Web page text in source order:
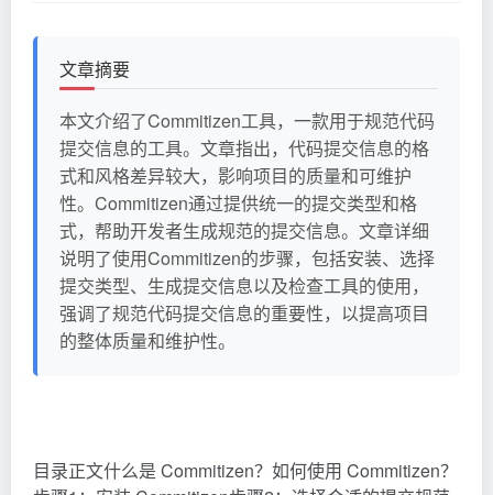
文章摘要
本文介绍了Commitizen工具，一款用于规范代码
提交信息的工具。文章指出，代码提交信息的格
式和风格差异较大，影响项目的质量和可维护
性。Commitizen通过提供统一的提交类型和格
式，帮助开发者生成规范的提交信息。文章详细
说明了使用Commitizen的步骤，包括安装、选择
提交类型、生成提交信息以及检查工具的使用，
强调了规范代码提交信息的重要性，以提高项目
的整体质量和维护性。
目录正文什么是 Commitizen？如何使用 Commitizen？